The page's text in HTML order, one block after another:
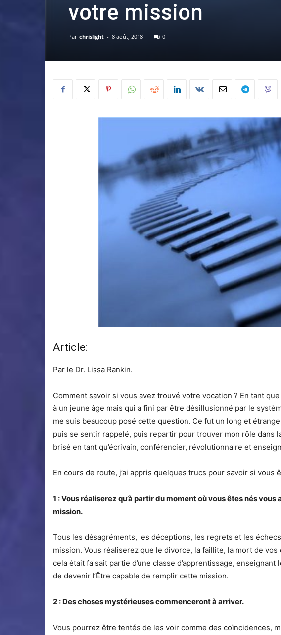
votre mission
Par chrislight - 8 août, 2018 0
Article:
Par le Dr. Lissa Rankin.
Comment savoir si vous avez trouvé votre vocation ? En tant
à un jeune âge mais qui a fini par être désillusionné par le
me suis beaucoup posé cette question. Ce fut un long et
puis se sentir rappelé, puis repartir pour trouver mon rôle dans
brisé en tant qu’écrivain, conférencier, révolutionnaire et
En cours de route, j’ai appris quelques trucs pour savoir si vous
1 : Vous réaliserez qu’à partir du moment où vous êtes nés
mission.
Tous les désagréments, les déceptions, les regrets et les
mission. Vous réaliserez que le divorce, la faillite, la mort de
cela était faisait partie d’une classe d’apprentissage,
de devenir l’Être capable de remplir cette mission.
2 : Des choses mystérieuses commenceront à arriver.
Vous pourrez être tentés de les voir comme des coïncidences,